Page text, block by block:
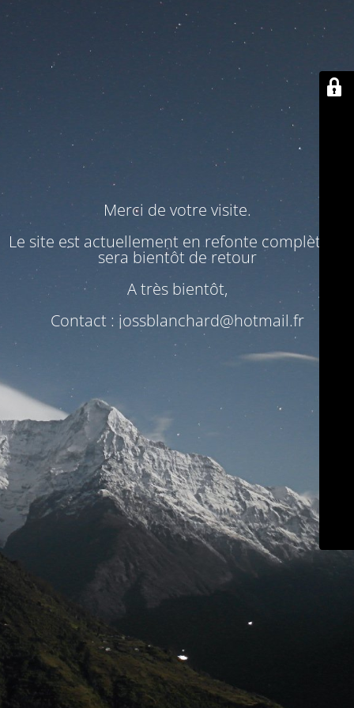
Merci de votre visite.
Le site est actuellement en refonte complète. Il
sera bientôt de retour
A très bientôt,
Contact : jossblanchard@hotmail.fr